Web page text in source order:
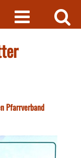
Pfarrverband